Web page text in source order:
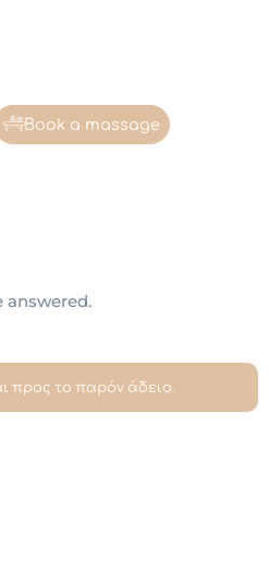
Book a massage
answered.
προς το παρόν άδειο.